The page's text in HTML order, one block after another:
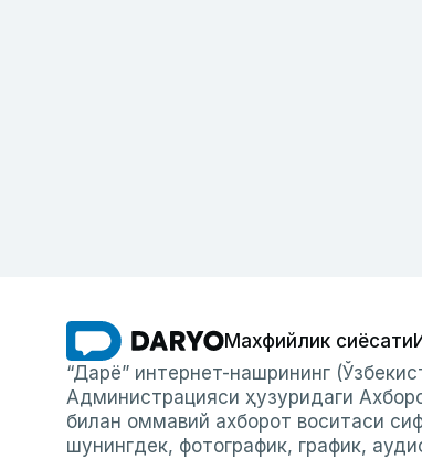
Махфийлик сиёсати
“Дарё” интернет-нашрининг
Администрацияси ҳузуридаги
билан оммавий ахборот воситаси
шунингдек, фотографик, график,